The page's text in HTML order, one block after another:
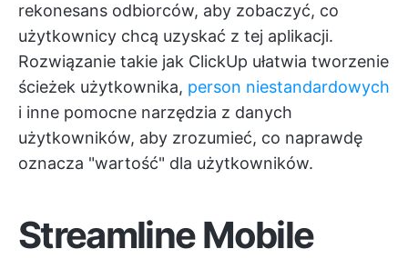
rekonesans odbiorców, aby zobaczyć, co
użytkownicy chcą uzyskać z tej aplikacji.
Rozwiązanie takie jak ClickUp ułatwia tworzenie
ścieżek użytkownika, person niestandardowych
i inne pomocne narzędzia z danych
użytkowników, aby zrozumieć, co naprawdę
oznacza "wartość" dla użytkowników.
StreamlineMobile